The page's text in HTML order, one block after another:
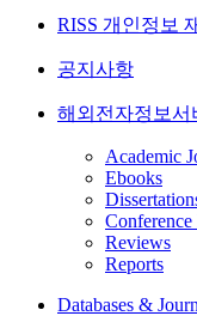
RISS 개인정보
공지사항
해외전자정보서
Academic
Ebooks
Reviews
Reports
Databases &